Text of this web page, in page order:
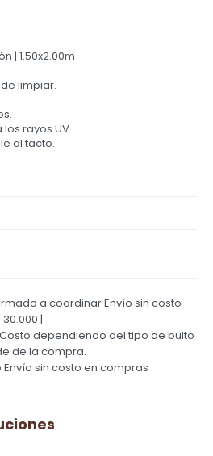
| 1.50x2.00m
limpiar.
rayos UV.
al tacto.
a coordinarEnvío sin costo
|
dependiendo del tipo de bulto
de la compra.
Envío sin costo en compras